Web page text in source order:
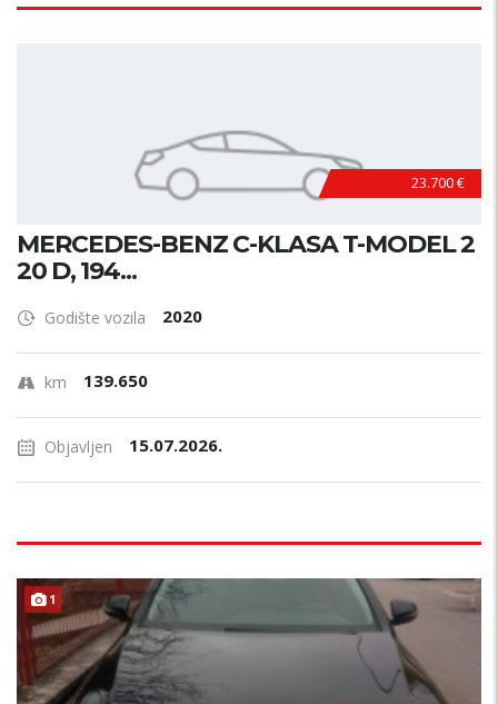
23.700 €
MERCEDES-BENZ C-KLASA T-MODEL 2
20 D, 194...
Godište vozila 2020
km 139.650
Objavljen 15.07.2026.
1